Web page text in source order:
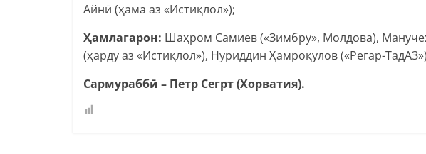
Айнӣ (ҳама аз «Истиқлол»);
Ҳамлагарон: Шаҳром Самиев («Зимбру», Молдова),
(ҳарду аз «Истиқлол»), Нуриддин Ҳамроқулов («Регар-
Сармураббӣ – Петр Сегрт (Хорватия).